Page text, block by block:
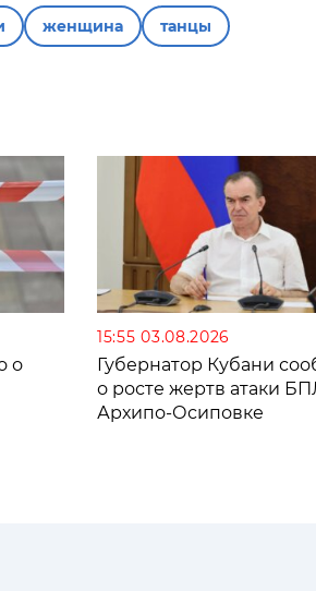
женщина танцы
о
15:55 03.08.2026
Губернатор Кубани
о росте жертв атаки
Архипо-Осиповке